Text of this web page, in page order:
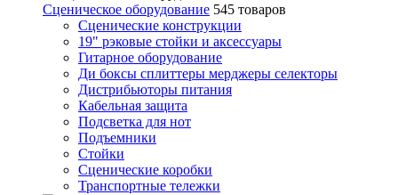
Сценическое оборудование 545 товаров
Сценические конструкции
19" рэковые стойки и аксесcуары
Гитарное оборудование
Ди боксы сплиттеры мерджеры селекторы
Дистрибьюторы питания
Кабельная защита
Подсветка для нот
Подъемники
Стойки
Сценические коробки
Транспортные тележки